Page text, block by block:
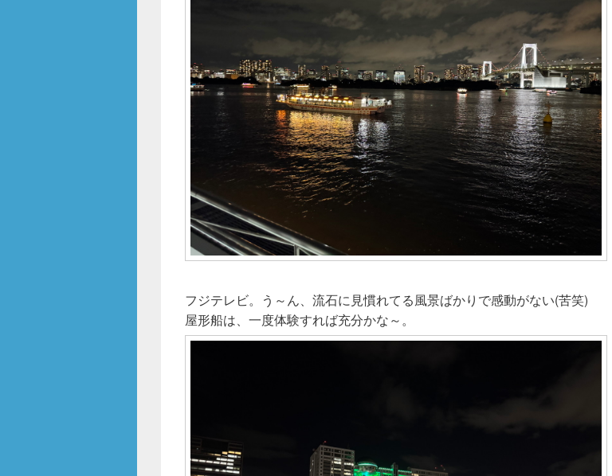
フジテレビ。う～ん、流石に見慣れてる風景ばかりで感動がない(苦笑)
屋形船は、一度体験すれば充分かな～。